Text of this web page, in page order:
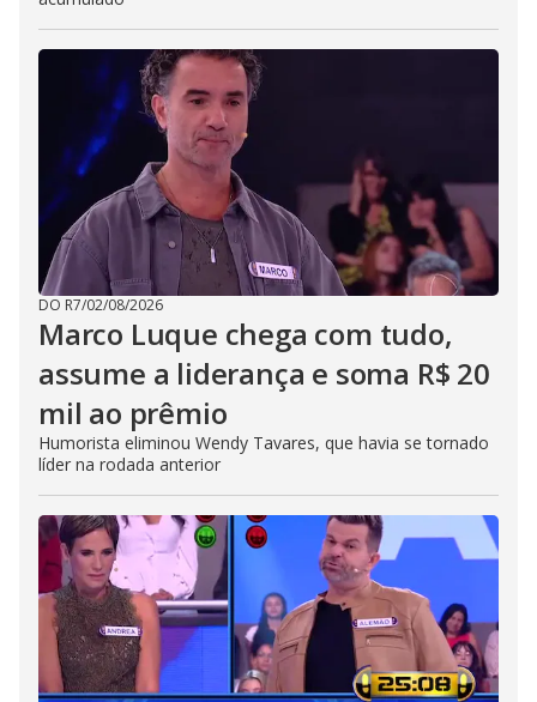
DO R7/02/08/2026
Marco Luque chega com tudo,
assume a liderança e soma R$ 20
mil ao prêmio
Humorista eliminou Wendy Tavares, que havia se tornado
líder na rodada anterior